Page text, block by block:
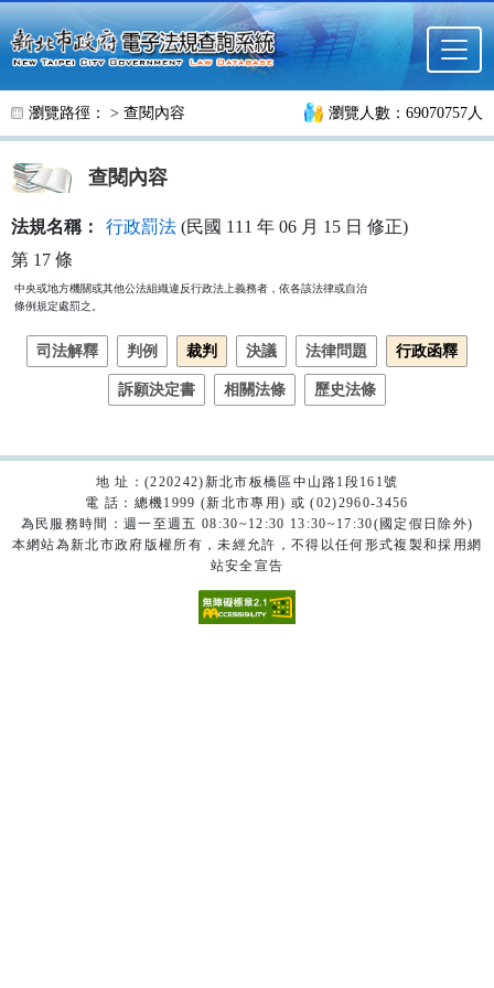
跳至主要內容
瀏覽路徑： > 查閱內容 瀏覽人數：69070757人
查閱內容
法規名稱： 行政罰法 (民國 111 年 06 月 15 日 修正)
第 17 條
中央或地方機關或其他公法組織違反行政法上義務者，依各該法律或自治
條例規定處罰之。
司法解釋 判例 裁判 決議 法律問題 行政函釋
訴願決定書 相關法條 歷史法條
地 址：(220242)新北市板橋區中山路1段161號
電 話：總機1999 (新北市專用) 或 (02)2960-3456
為民服務時間：週一至週五 08:30~12:30 13:30~17:30(國定假日除外)
本網站為新北市政府版權所有，未經允許，不得以任何形式複製和採用網
站安全宣告